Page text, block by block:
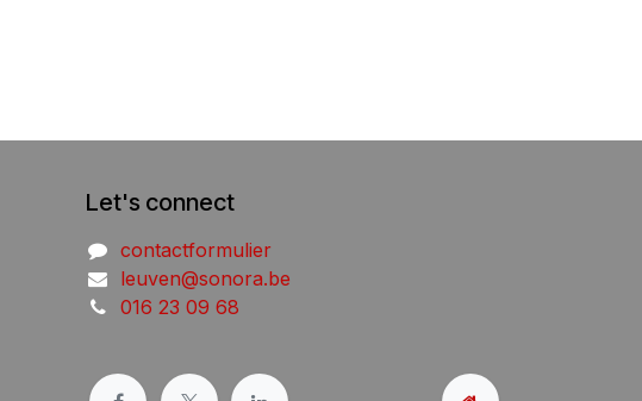
Let's connect
contactformulier
leuven@sonora.be
016 23 09 68